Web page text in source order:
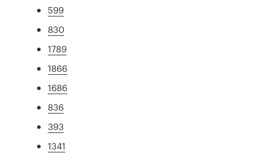
599
830
1789
1866
1686
836
393
1341